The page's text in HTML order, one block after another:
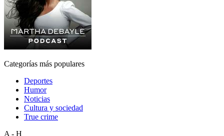
Categorías más populares
Deportes
Humor
Noticias
Cultura y sociedad
True crime
A - H